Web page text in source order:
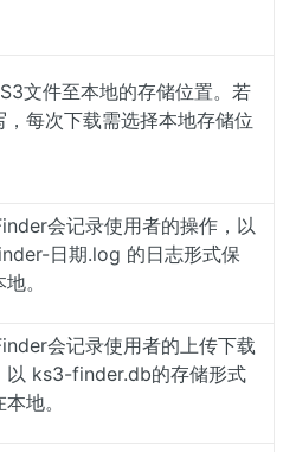
文件至本地的存储位置。若
，每次下载需选择本地存储位
会记录使用者的操作，以
日期.log 的日志形式保
。
会记录使用者的上传下载
以 ks3-finder.db的存储形式
地。